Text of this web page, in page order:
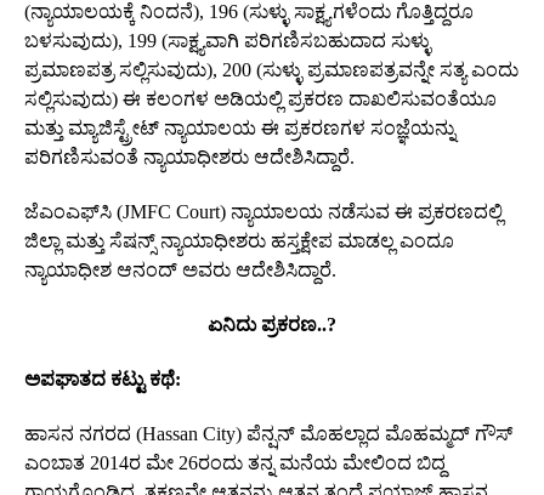
(ನ್ಯಾಯಾಲಯಕ್ಕೆ ನಿಂದನೆ), 196 (ಸುಳ್ಳು ಸಾಕ್ಷ್ಯಗಳೆಂದು ಗೊತ್ತಿದ್ದರೂ
ಬಳಸುವುದು), 199 (ಸಾಕ್ಷ್ಯವಾಗಿ ಪರಿಗಣಿಸಬಹುದಾದ ಸುಳ್ಳು
ಪ್ರಮಾಣಪತ್ರ ಸಲ್ಲಿಸುವುದು), 200 (ಸುಳ್ಳು ಪ್ರಮಾಣಪತ್ರವನ್ನೇ ಸತ್ಯ ಎಂದು
ಸಲ್ಲಿಸುವುದು) ಈ ಕಲಂಗಳ ಅಡಿಯಲ್ಲಿ ಪ್ರಕರಣ ದಾಖಲಿಸುವಂತೆಯೂ
ಮತ್ತು ಮ್ಯಾಜಿಸ್ಟ್ರೇಟ್‌ ನ್ಯಾಯಾಲಯ ಈ ಪ್ರಕರಣಗಳ ಸಂಜ್ಞೆಯನ್ನು
ಪರಿಗಣಿಸುವಂತೆ ನ್ಯಾಯಾಧೀಶರು ಆದೇಶಿಸಿದ್ದಾರೆ.
ಜೆಎಂಎಫ್‌ಸಿ (JMFC Court) ನ್ಯಾಯಾಲಯ ನಡೆಸುವ ಈ ಪ್ರಕರಣದಲ್ಲಿ
ಜಿಲ್ಲಾ ಮತ್ತು ಸೆಷನ್ಸ್‌ ನ್ಯಾಯಾಧೀಶರು ಹಸ್ತಕ್ಷೇಪ ಮಾಡಲ್ಲ ಎಂದೂ
ನ್ಯಾಯಾಧೀಶ ಆನಂದ್‌ ಅವರು ಆದೇಶಿಸಿದ್ದಾರೆ.
ಏನಿದು ಪ್ರಕರಣ..?
ಅಪಘಾತದ ಕಟ್ಟು ಕಥೆ:
ಹಾಸನ ನಗರದ (Hassan City) ಪೆನ್ಷನ್‌ ಮೊಹಲ್ಲಾದ ಮೊಹಮ್ಮದ್‌ ಗೌಸ್‌
ಎಂಬಾತ 2014ರ ಮೇ 26ರಂದು ತನ್ನ ಮನೆಯ ಮೇಲಿಂದ ಬಿದ್ದ